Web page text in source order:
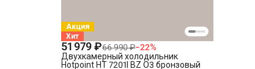
Акция
Хит
51 979 ₽66 990 ₽−22%
Двухкамерный холодильник
Hotpoint HT 7201I BZ O3 бронзовый